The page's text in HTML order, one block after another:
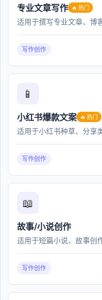
专业文章写作 🔥 热门
适用于撰写专业文章、博
写作创作
📱
小红书爆款文案 🔥 热门
适用于小红书种草、分享
写作创作
📖
故事/小说创作
适用于短篇小说、故事创
写作创作
参考
在线工
示词。
通过分类展示、关
满足需求的文案建议
这一工具致力于提
准和高效。
分类展示与检索
简洁的操作界面支
览各类提示词。
搜索，帮助您在海
智能推荐优势
当用户输入关键词
词。
无论是创意写作、